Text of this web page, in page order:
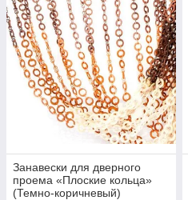
Занавески для дверного
проема «Плоские кольца»
(Темно-коричневый)